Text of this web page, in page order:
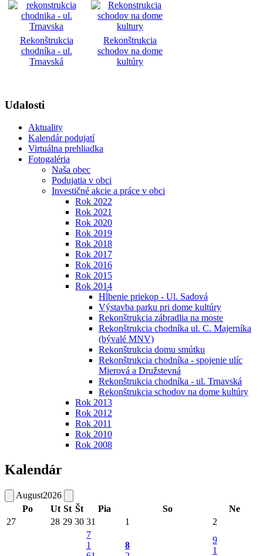
Rekonštrukcia
chodníka - ul.
Trnavská
Rekonštrukcia
schodov na dome
kultúry
Udalosti
Aktuality
Kalendár podujatí
Virtuálna prehliadka
Fotogaléria
Naša obec
Podujatia v obci
Investičné akcie a práce v obci
Rok 2022
Rok 2021
Rok 2020
Rok 2019
Rok 2018
Rok 2017
Rok 2016
Rok 2015
Rok 2014
Hĺbenie priekop - Ul. Sadová
Výstavba parku pri dome kultúry
Rekonštrukcia zábradlia na moste
Rekonštrukcia chodníka ul. C. Majerníka
(bývalé MNV)
Rekonštrukcia domu smútku
Rekonštrukcia chodníka - spojenie ulíc
Mierová a Družstevná
Rekonštrukcia chodníka - ul. Trnavská
Rekonštrukcia schodov na dome kultúry
Rok 2013
Rok 2012
Rok 2011
Rok 2010
Rok 2008
Kalendár
August2026
Po
Ut St Št Pia So
Ne
27
28 29 30 31 1 2
7
1
8
9
1